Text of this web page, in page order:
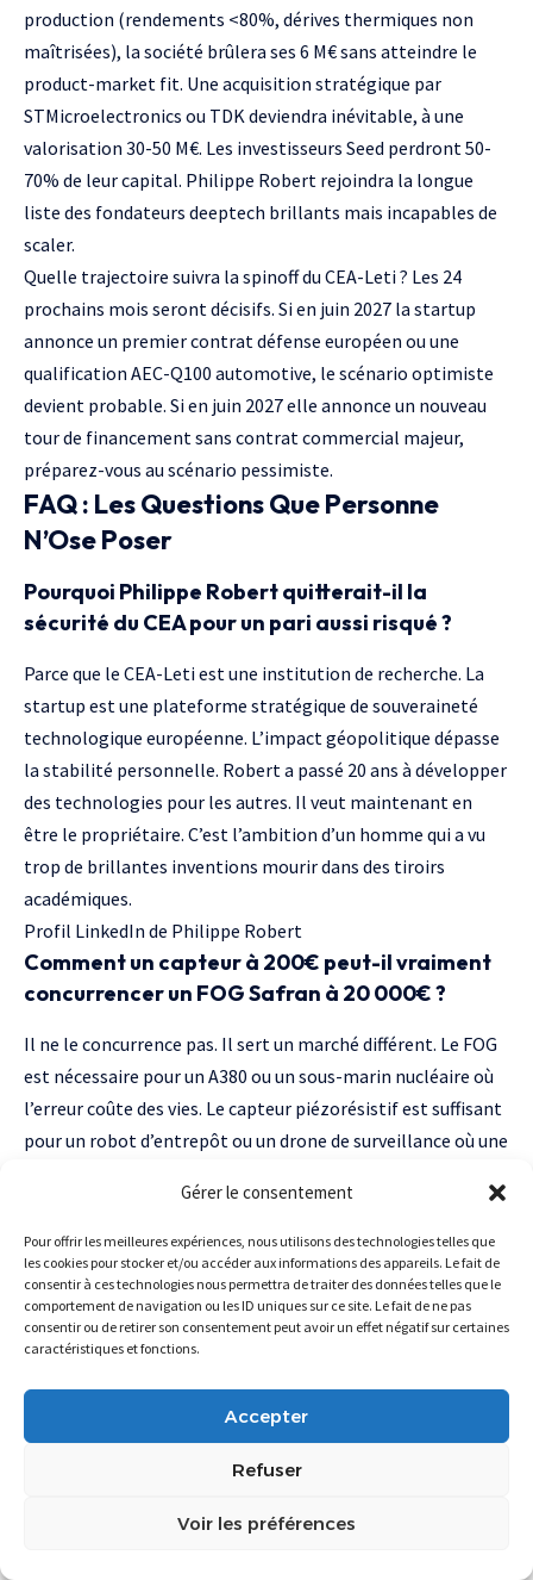
Gérer le consentement
Pour offrir les meilleures expériences, nous utilisons des technologies telles que
les cookies pour stocker et/ou accéder aux informations des appareils. Le fait de
consentir à ces technologies nous permettra de traiter des données telles que le
comportement de navigation ou les ID uniques sur ce site. Le fait de ne pas
consentir ou de retirer son consentement peut avoir un effet négatif sur certaines
caractéristiques et fonctions.
Accepter
Refuser
Voir les préférences
production (rendements <80%, dérives thermiques non
maîtrisées), la société brûlera ses 6 M€ sans atteindre le
product-market fit. Une acquisition stratégique par
STMicroelectronics ou TDK deviendra inévitable, à une
valorisation 30-50 M€. Les investisseurs Seed perdront 50-
70% de leur capital. Philippe Robert rejoindra la longue
liste des fondateurs deeptech brillants mais incapables de
scaler.
Quelle trajectoire suivra la spinoff du CEA-Leti ? Les 24
prochains mois seront décisifs. Si en juin 2027 la startup
annonce un premier contrat défense européen ou une
qualification AEC-Q100 automotive, le scénario optimiste
devient probable. Si en juin 2027 elle annonce un nouveau
tour de financement sans contrat commercial majeur,
préparez-vous au scénario pessimiste.
FAQ : Les Questions Que Personne
N’Ose Poser
Pourquoi Philippe Robert quitterait-il la
sécurité du CEA pour un pari aussi risqué ?
Parce que le CEA-Leti est une institution de recherche. La
startup est une plateforme stratégique de souveraineté
technologique européenne. L’impact géopolitique dépasse
la stabilité personnelle. Robert a passé 20 ans à développer
des technologies pour les autres. Il veut maintenant en
être le propriétaire. C’est l’ambition d’un homme qui a vu
trop de brillantes inventions mourir dans des tiroirs
académiques.
Profil LinkedIn de Philippe Robert
Comment un capteur à 200€ peut-il vraiment
concurrencer un FOG Safran à 20 000€ ?
Il ne le concurrence pas. Il sert un marché différent. Le FOG
est nécessaire pour un A380 ou un sous-marin nucléaire où
l’erreur coûte des vies. Le capteur piézorésistif est suffisant
pour un robot d’entrepôt ou un drone de surveillance où une
différence entre « mission-critical » et « performance-
critical ». La technologie choisit le bon compromis pour le
bon marché.
Pourquoi les investisseurs parient-ils 6 M€ sur
une technologie qui ne sortira qu’en 2029 ?
souveraineté technologique européenne. Supernova Invest
et 360 Capital ne sont pas des VCs opportunistes. Ce sont
des véhicules géopolitiques. Si l’entreprise échoue
commercialement mais que la technologie est acquise par